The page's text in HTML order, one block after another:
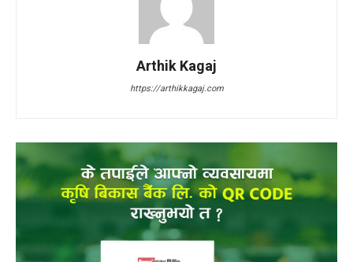
Arthik Kagaj
https://arthikkagaj.com